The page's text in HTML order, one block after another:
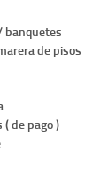
banquetes
de pisos
de pago )